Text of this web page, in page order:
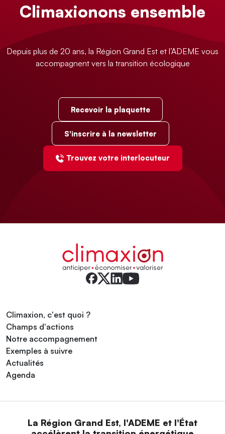
Climaxionons ensemble
Depuis plus de 20 ans, la Région Grand Est et l’ADEME vous
accompagnent vers la transition écologique
Recevoir la plaquette
S'inscrire à la newsletter
Trouvez votre interlocuteur
Climaxion, c'est quoi ?
Champs d'actions
Notre accompagnement
Exemples à suivre
Actualités
Agenda
La Région Grand Est, l'ADEME et l'État